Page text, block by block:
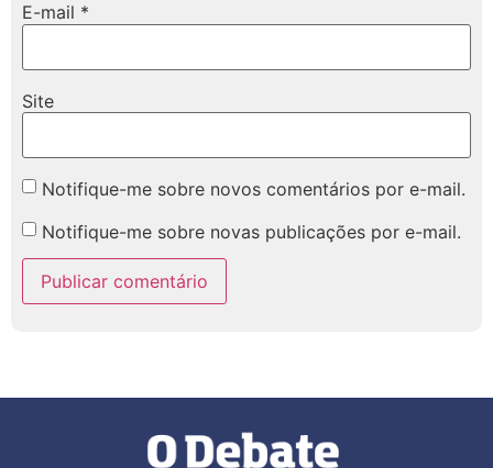
E-mail *
Site
Notifique-me sobre novos comentários por e-mail.
Notifique-me sobre novas publicações por e-mail.